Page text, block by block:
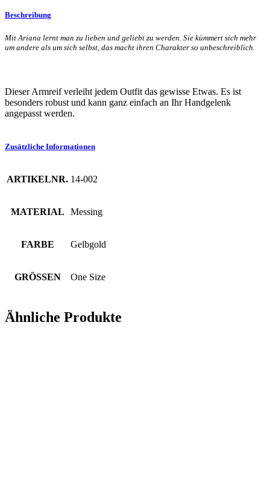
Beschreibung
Mit Ariana lernt man zu lieben und geliebt zu werden. Sie kümmert sich mehr
um andere als um sich selbst, das macht ihren Charakter so unbeschreiblich.
Dieser Armreif verleiht jedem Outfit das gewisse Etwas. Es ist
besonders robust und kann ganz einfach an Ihr Handgelenk
angepasst werden.
Zusätzliche Informationen
ARTIKELNR. 14-002
MATERIAL Messing
FARBE Gelbgold
GRÖSSEN One Size
Ähnliche Produkte